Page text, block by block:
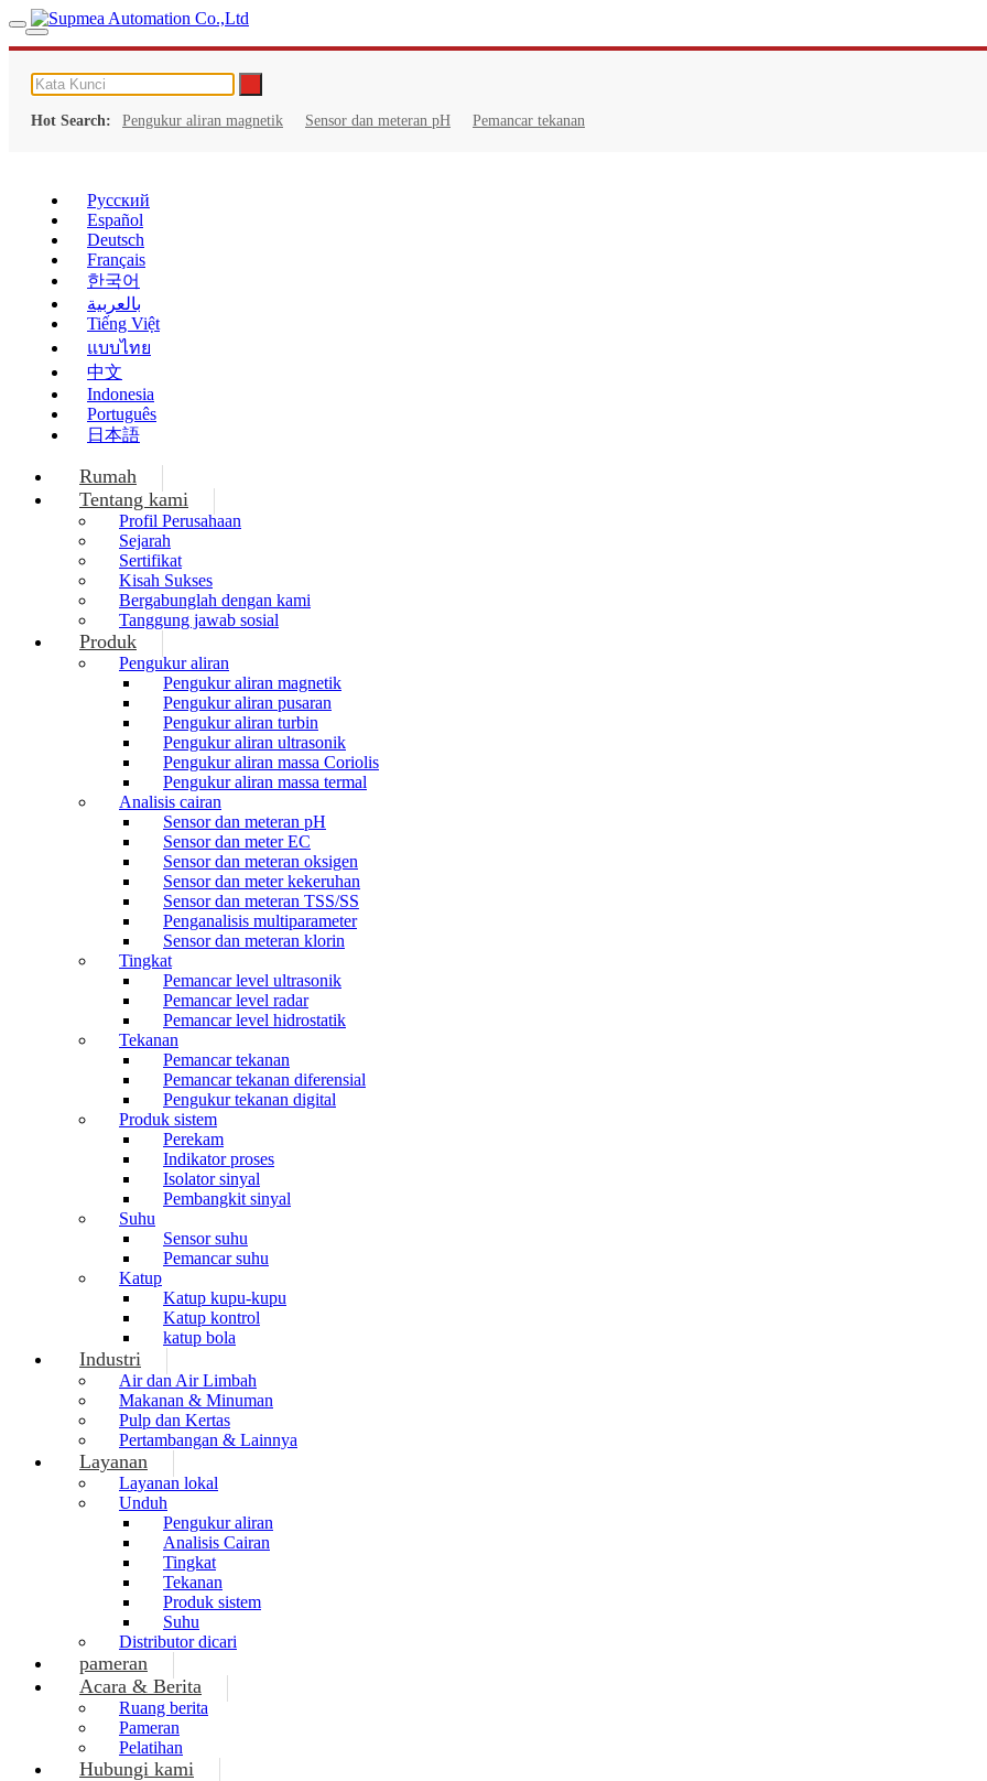
Hot Search: Pengukur aliran magnetik Sensor dan meteran pH Pemancar tekanan
Русский
Español
Deutsch
Français
한국어
بالعربية
Tiếng Việt
แบบไทย
中文
Indonesia
Português
日本語
Rumah
Tentang kami
Profil Perusahaan
Sejarah
Sertifikat
Kisah Sukses
Bergabunglah dengan kami
Tanggung jawab sosial
Produk
Pengukur aliran
Pengukur aliran magnetik
Pengukur aliran pusaran
Pengukur aliran turbin
Pengukur aliran ultrasonik
Pengukur aliran massa Coriolis
Pengukur aliran massa termal
Analisis cairan
Sensor dan meteran pH
Sensor dan meter EC
Sensor dan meteran oksigen
Sensor dan meter kekeruhan
Sensor dan meteran TSS/SS
Penganalisis multiparameter
Sensor dan meteran klorin
Tingkat
Pemancar level ultrasonik
Pemancar level radar
Pemancar level hidrostatik
Tekanan
Pemancar tekanan
Pemancar tekanan diferensial
Pengukur tekanan digital
Produk sistem
Perekam
Indikator proses
Isolator sinyal
Pembangkit sinyal
Suhu
Sensor suhu
Pemancar suhu
Katup
Katup kupu-kupu
Katup kontrol
katup bola
Industri
Air dan Air Limbah
Makanan & Minuman
Pulp dan Kertas
Pertambangan & Lainnya
Layanan
Layanan lokal
Unduh
Pengukur aliran
Analisis Cairan
Tingkat
Tekanan
Produk sistem
Suhu
Distributor dicari
pameran
Acara & Berita
Ruang berita
Pameran
Pelatihan
Hubungi kami